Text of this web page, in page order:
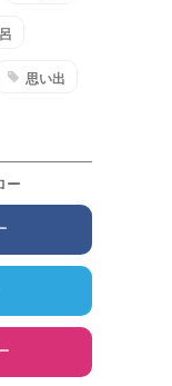
思い出
ー